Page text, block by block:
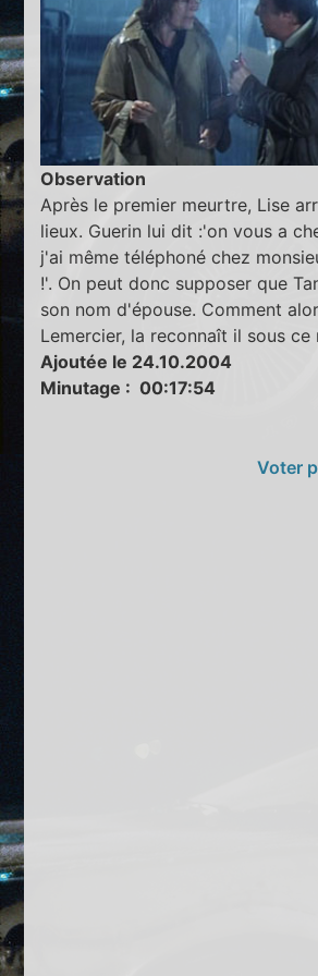
Observation
Après le premier meurtre, Lise
lieux. Guerin lui dit :'on vous a
j'ai même téléphoné chez
!'. On peut donc supposer que
son nom d'épouse. Comment
Lemercier, la reconnaît il sous ce
Ajoutée le 24.10.2004
Minutage : 00:17:54
Voter